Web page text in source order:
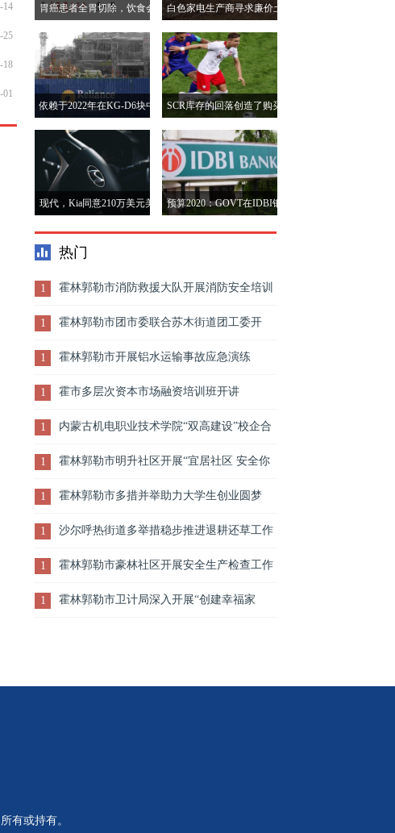
14
25
18
01
胃癌患者全胃切除，饮食会
不会成为一个大问题
白色家电生产商寻求廉价土
地来扩大PLI计划下的制造
业
依赖于2022年在KG-D6块中
开发最深的气体发现的BP
SCR库存的回落创造了购买
机会 前景光明
现代，Kia同意210万美元美 预算2020：GOVT在IDBI银
热门
1 霍林郭勒市消防救援大队开展消防安全培训
演练活动
1 霍林郭勒市团市委联合苏木街道团工委开
展“送温暖、献爱心”捐赠衣物公益活动
1 霍林郭勒市开展铝水运输事故应急演练
1 霍市多层次资本市场融资培训班开讲
1 内蒙古机电职业技术学院“双高建设”校企合
作提升计划大会暨2020年度内蒙古霍林郭勒工业
园区重点企业产教融合项目洽谈会在霍林郭勒市
公共实训基地召开
1 霍林郭勒市明升社区开展“宜居社区 安全你
我”安全生产大检查活动
1 霍林郭勒市多措并举助力大学生创业圆梦
1 沙尔呼热街道多举措稳步推进退耕还草工作
1 霍林郭勒市豪林社区开展安全生产检查工作
1 霍林郭勒市卫计局深入开展“创建幸福家
有或持有。